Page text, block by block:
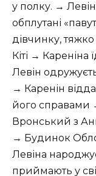
у полку. →
обплутані
дівчинку, тяжко
Кіті → Кареніна
Левін
→ Каренін
його справами
Вронський з
→ Будинок
Левіна
приймають у